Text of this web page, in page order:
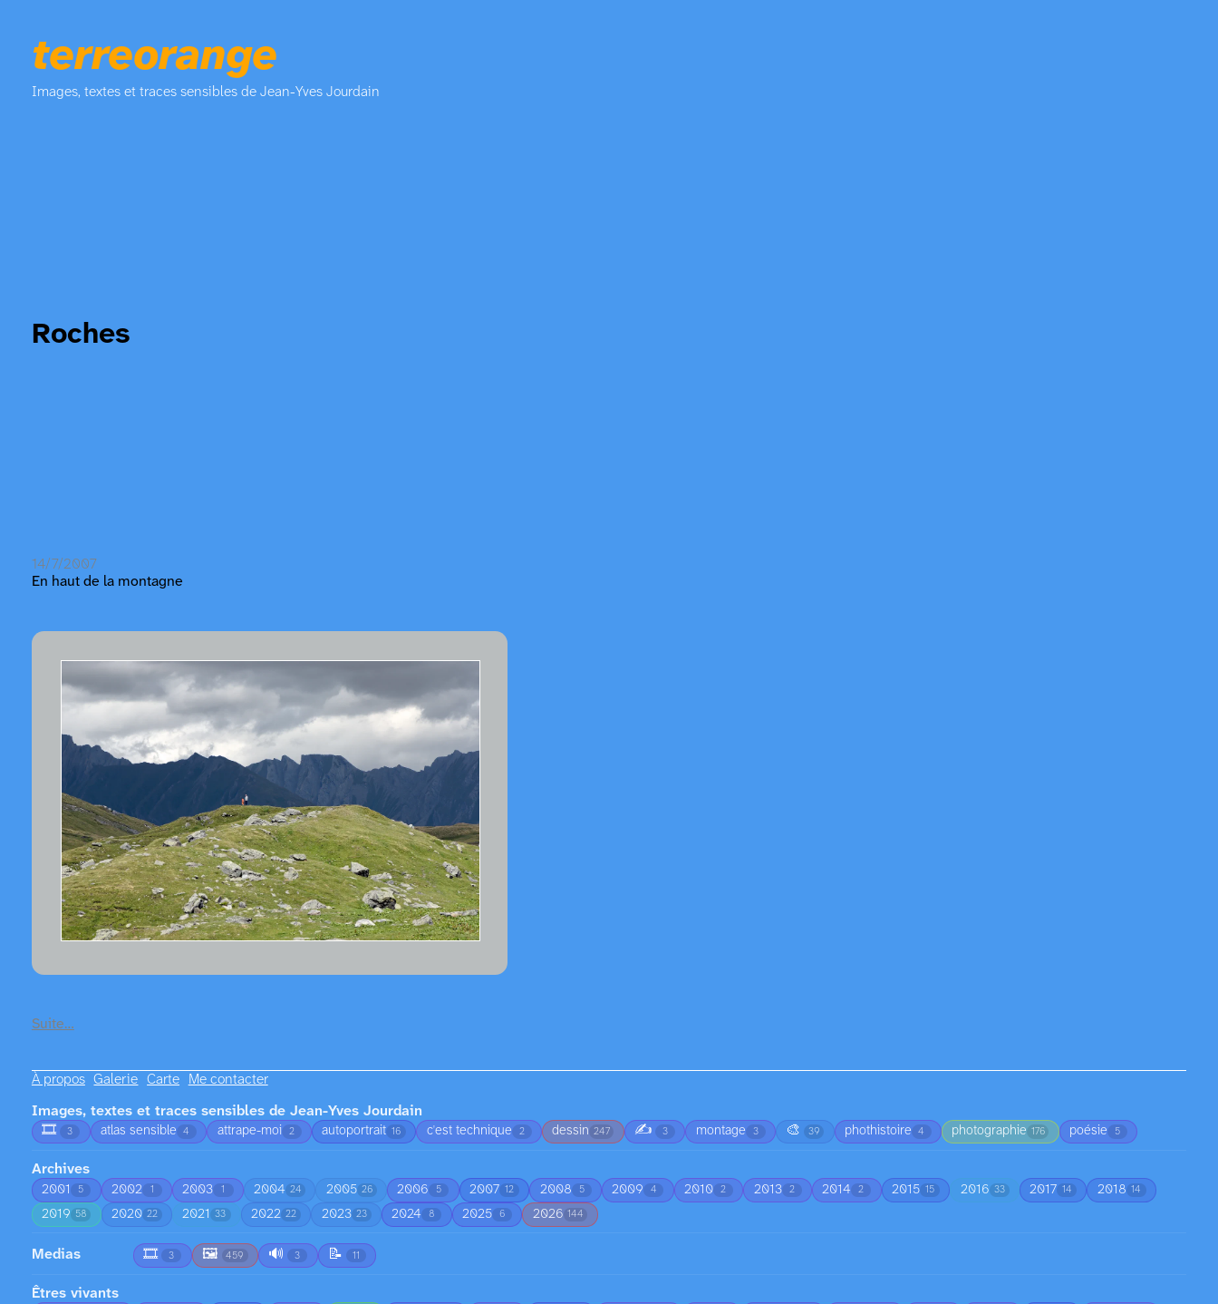
terreorange
Images, textes et traces sensibles de Jean-Yves Jourdain
Roches
14/7/2007
En haut de la montagne
Suite…
À propos Galerie Carte Me contacter
Images, textes et traces sensibles de Jean-Yves Jourdain
🎞️
3 atlas sensible 4 attrape-moi 2 autoportrait 16 c'est technique 2 dessin 247 ✍️ 3 montage 3 🎨 39 phothistoire 4 photographie 176 poésie 5
Archives
2001 5 2002 1 2003 1 2004 24 2005 26 2006 5 2007 12 2008 5 2009 4 2010 2 2013 2 2014 2 2015 15 2016 33 2017 14 2018 14
2019 58 2020 22 2021 33 2022 22 2023 23 2024 8 2025 6 2026 144
Medias 🎞️ 3 🖼️ 459 🔊 3 📝 11
Êtres vivants